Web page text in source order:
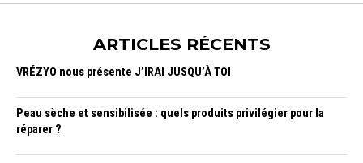
ARTICLES RÉCENTS
VRÉZYO nous présente J’IRAI JUSQU’À TOI
Peau sèche et sensibilisée : quels produits privilégier pour la
réparer ?